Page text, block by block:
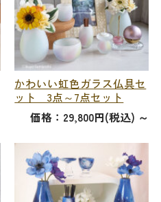
かわいい虹色ガラス仏具セ
ット 3点～7点セット
価格：29,800円(税込) ～